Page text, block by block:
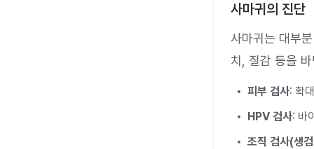
사마귀의 진단
사마귀는 대부
치, 질감 등을
피부 검사: 확
HPV 검사: 바
조직 검사(생